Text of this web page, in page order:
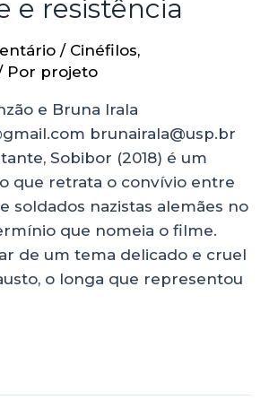
e resistência
/ Cinéfilos,
Por projeto
e Bruna Irala
brunairala@usp.br
Sobibor (2018) é um
que retrata o convívio entre
soldados nazistas alemães no
que nomeia o filme.
de um tema delicado e cruel
o longa que representou